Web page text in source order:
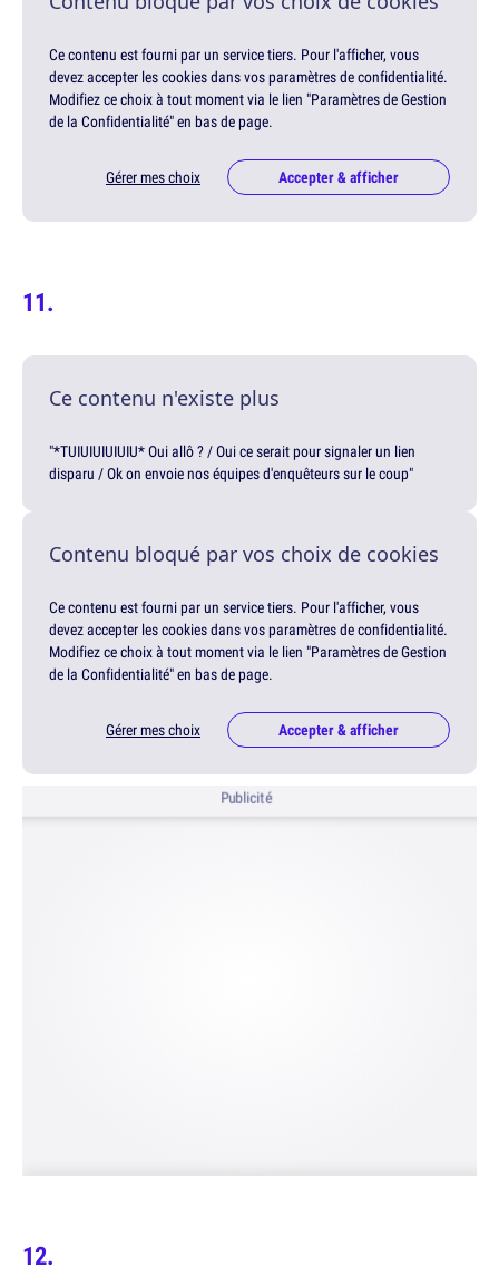
Ce contenu est fourni par un service tiers. Pour l'afficher, vous
devez accepter les cookies dans vos paramètres de confidentialité.
Modifiez ce choix à tout moment via le lien "Paramètres de Gestion
de la Confidentialité" en bas de page.
Gérer mes choix Accepter & afficher
Ce contenu n'existe plus
"*TUIUIUIUIUIU* Oui allô ? / Oui ce serait pour signaler un lien
disparu / Ok on envoie nos équipes d'enquêteurs sur le coup"
Contenu bloqué par vos choix de cookies
Ce contenu est fourni par un service tiers. Pour l'afficher, vous
devez accepter les cookies dans vos paramètres de confidentialité.
Modifiez ce choix à tout moment via le lien "Paramètres de Gestion
de la Confidentialité" en bas de page.
Gérer mes choix Accepter & afficher
Publicité